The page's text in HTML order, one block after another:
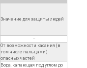
Значение для защиты людей
--
От возможности касания (в
том числе пальцами)
опасных частей
Вода, капающая под углом до